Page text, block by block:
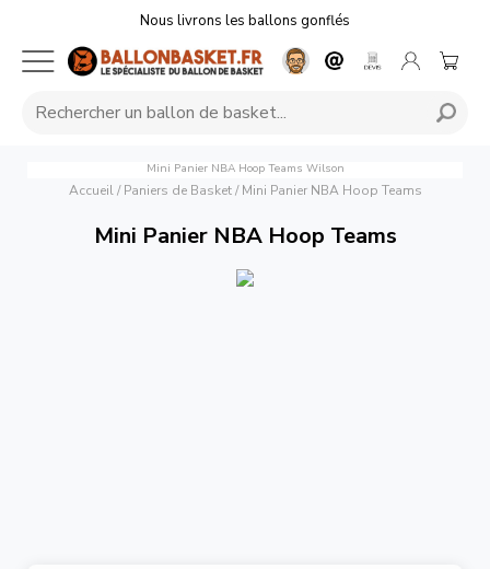
Nous livrons les ballons gonflés
Mini Panier NBA Hoop Teams Wilson
Accueil/ Paniers de Basket/ Mini Panier NBA Hoop Teams
Mini Panier NBA Hoop Teams